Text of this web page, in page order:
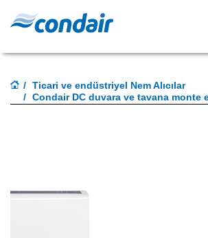
Ticari ve endüstriyel Nem Alıcılar
Condair DC duvara ve tavana monte